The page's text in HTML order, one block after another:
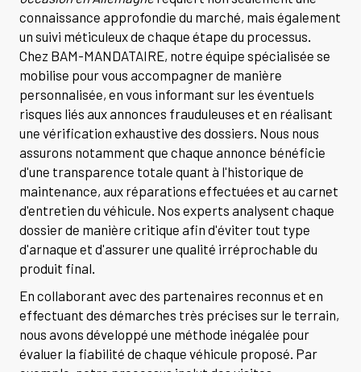
connaissance approfondie du marché, mais également
un suivi méticuleux de chaque étape du processus.
Chez BAM-MANDATAIRE, notre équipe spécialisée se
mobilise pour vous accompagner de manière
personnalisée, en vous informant sur les éventuels
risques liés aux annonces frauduleuses et en réalisant
une vérification exhaustive des dossiers. Nous nous
assurons notamment que chaque annonce bénéficie
d'une transparence totale quant à l'historique de
maintenance, aux réparations effectuées et au carnet
d'entretien du véhicule. Nos experts analysent chaque
dossier de manière critique afin d'éviter tout type
d'arnaque et d'assurer une qualité irréprochable du
produit final.
En collaborant avec des partenaires reconnus et en
effectuant des démarches très précises sur le terrain,
nous avons développé une méthode inégalée pour
évaluer la fiabilité de chaque véhicule proposé. Par